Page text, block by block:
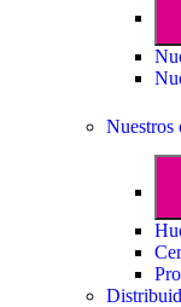
Nuestros